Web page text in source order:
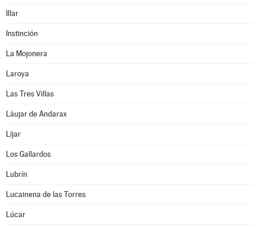
Illar
Instinción
La Mojonera
Laroya
Las Tres Villas
Láujar de Andarax
Líjar
Los Gallardos
Lubrín
Lucainena de las Torres
Lúcar